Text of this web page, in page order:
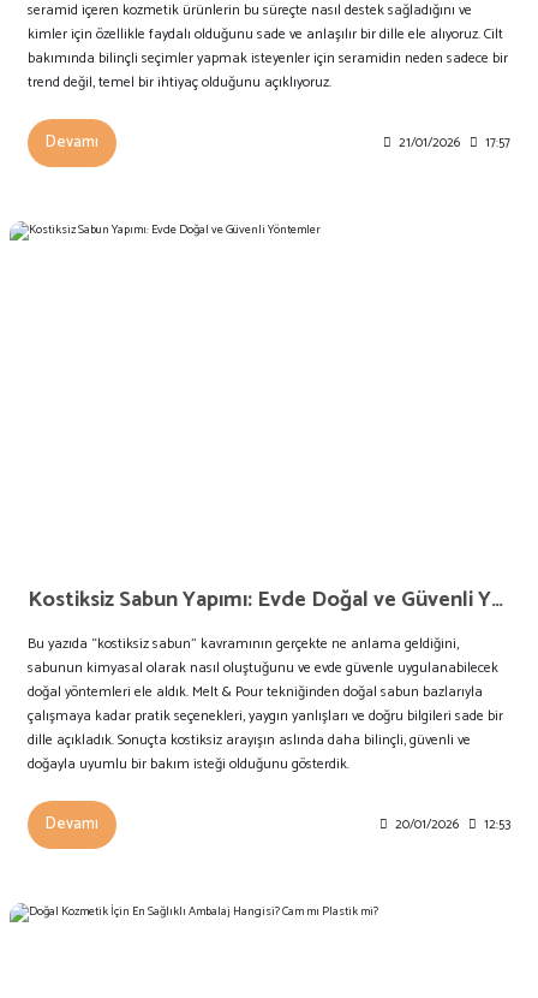
seramid içeren kozmetik ürünlerin bu süreçte nasıl destek sağladığını ve
kimler için özellikle faydalı olduğunu sade ve anlaşılır bir dille ele alıyoruz. Cilt
bakımında bilinçli seçimler yapmak isteyenler için seramidin neden sadece bir
trend değil, temel bir ihtiyaç olduğunu açıklıyoruz.
Devamı 21/01/2026 17:57
Kostiksiz Sabun Yapımı: Evde Doğal ve Güvenli Yöntemler
Bu yazıda “kostiksiz sabun” kavramının gerçekte ne anlama geldiğini,
sabunun kimyasal olarak nasıl oluştuğunu ve evde güvenle uygulanabilecek
doğal yöntemleri ele aldık. Melt & Pour tekniğinden doğal sabun bazlarıyla
çalışmaya kadar pratik seçenekleri, yaygın yanlışları ve doğru bilgileri sade bir
dille açıkladık. Sonuçta kostiksiz arayışın aslında daha bilinçli, güvenli ve
doğayla uyumlu bir bakım isteği olduğunu gösterdik.
Devamı 20/01/2026 12:53